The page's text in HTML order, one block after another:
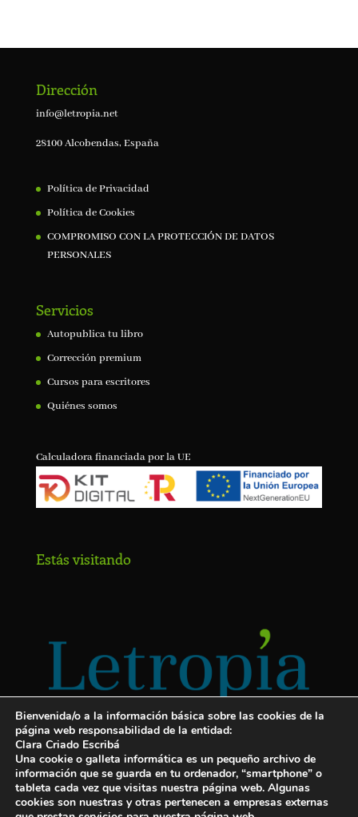
Dirección
info@letropia.net
28100 Alcobendas, España
Política de Privacidad
Política de Cookies
COMPROMISO CON LA PROTECCIÓN DE DATOS
PERSONALES
Servicios
Autopublica tu libro
Corrección premium
Cursos para escritores
Quiénes somos
Calculadora financiada por la UE
Estás visitando
Servicios para escritores
Bienvenida/o a la información básica sobre las cookies de la
página web responsabilidad de la entidad:
Clara Criado Escribá
Una cookie o galleta informática es un pequeño archivo de
información que se guarda en tu ordenador, “smartphone” o
tableta cada vez que visitas nuestra página web. Algunas
cookies son nuestras y otras pertenecen a empresas externas